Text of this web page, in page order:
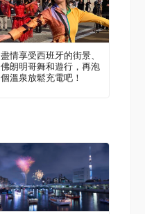
盡情享受西班牙的街景、
佛朗明哥舞和遊行，再泡
個溫泉放鬆充電吧！